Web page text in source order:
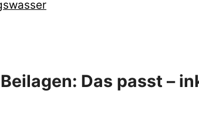
Das passt –